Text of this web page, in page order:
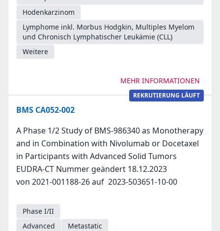
Hodenkarzinom
Lymphome inkl. Morbus Hodgkin, Multiples Myelom
und Chronisch Lymphatischer Leukämie (CLL)
Weitere
MEHR INFORMATIONEN
REKRUTIERUNG LÄUFT
BMS CA052-002
A Phase 1/2 Study of BMS-986340 as Monotherapy
and in Combination with Nivolumab or Docetaxel
in Participants with Advanced Solid Tumors
EUDRA-CT Nummer geändert 18.12.2023
von 2021-001188-26 auf 2023-503651-10-00
Phase I/II
Advanced
Metastatic